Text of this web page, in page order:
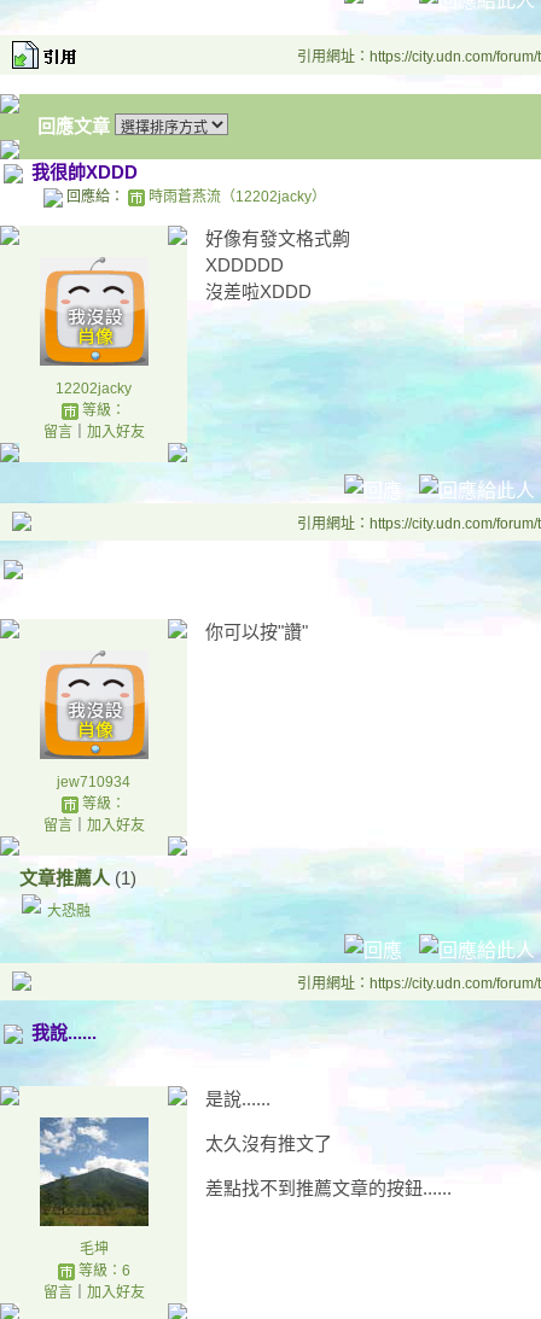
引用網址：https://city.udn.com/
回應文章
我很帥XDDD
回應給： 時雨蒼燕流（12202jacky）
12202jacky
等級：
留言｜ 加入好友
好像有發文格式齁
XDDDDD
沒差啦XDDD
引用網址：https://city.udn.com/
jew710934
等級：
留言｜ 加入好友
文章推薦人 (1)
大恐融
你可以按"讚"
引用網址：https://city.udn.com/
我說......
毛坤
等級：6
留言｜ 加入好友
是說......
太久沒有推文了
差點找不到推薦文章的按鈕......